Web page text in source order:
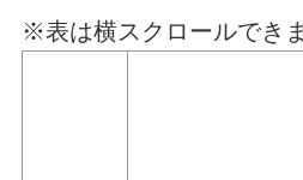
※表は横スクロールできま